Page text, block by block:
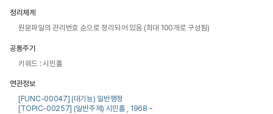
정리체계
원문파일의 관리번호 순으로 정리되어 있음 (최대 100개로 구성됨)
공통주기
키워드 : 시민홀
연관정보
[FUNC-00047] (대기능) 일반행정
[TOPIC-00257] (일반주제) 시민홀 , 1968 ~